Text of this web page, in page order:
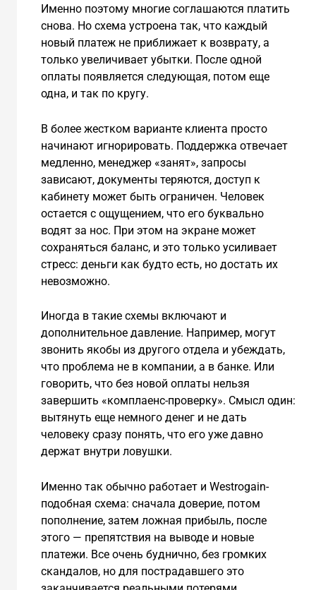
Именно поэтому многие соглашаются платить
снова. Но схема устроена так, что каждый
новый платеж не приближает к возврату, а
только увеличивает убытки. После одной
оплаты появляется следующая, потом еще
одна, и так по кругу.
В более жестком варианте клиента просто
начинают игнорировать. Поддержка отвечает
медленно, менеджер «занят», запросы
зависают, документы теряются, доступ к
кабинету может быть ограничен. Человек
остается с ощущением, что его буквально
водят за нос. При этом на экране может
сохраняться баланс, и это только усиливает
стресс: деньги как будто есть, но достать их
невозможно.
Иногда в такие схемы включают и
дополнительное давление. Например, могут
звонить якобы из другого отдела и убеждать,
что проблема не в компании, а в банке. Или
говорить, что без новой оплаты нельзя
завершить «комплаенс-проверку». Смысл один:
вытянуть еще немного денег и не дать
человеку сразу понять, что его уже давно
держат внутри ловушки.
Именно так обычно работает и Westrogain-
подобная схема: сначала доверие, потом
пополнение, затем ложная прибыль, после
этого — препятствия на выводе и новые
платежи. Все очень буднично, без громких
скандалов, но для пострадавшего это